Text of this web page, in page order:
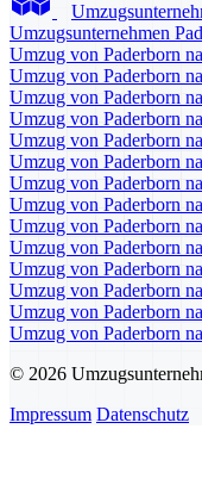
Umzugsunternehmen
Umzug von Paderborn
Umzug von Paderborn
Umzug von Paderborn
Umzug von Paderborn
Umzug von Paderborn
Umzug von Paderborn
Umzug von Paderborn
Umzug von Paderborn
Umzug von Paderborn
Umzug von Paderborn
Umzug von Paderborn
Umzug von Paderborn
Umzug von Paderborn
Umzug von Paderborn
© 2026
Impressum Datenschutz